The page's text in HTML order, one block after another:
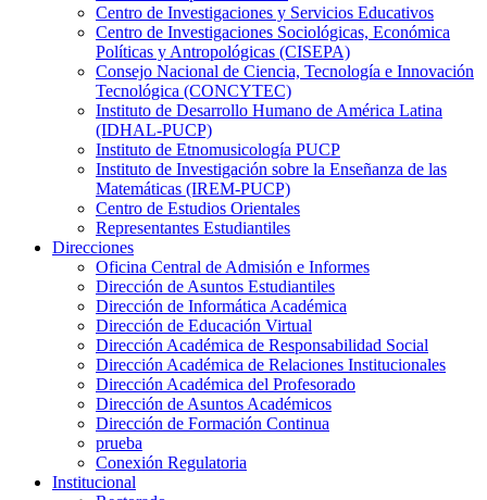
Centro de Investigaciones y Servicios Educativos
Centro de Investigaciones Sociológicas, Económica
Políticas y Antropológicas (CISEPA)
Consejo Nacional de Ciencia, Tecnología e Innovación
Tecnológica (CONCYTEC)
Instituto de Desarrollo Humano de América Latina
(IDHAL-PUCP)
Instituto de Etnomusicología PUCP
Instituto de Investigación sobre la Enseñanza de las
Matemáticas (IREM-PUCP)
Centro de Estudios Orientales
Representantes Estudiantiles
Direcciones
Oficina Central de Admisión e Informes
Dirección de Asuntos Estudiantiles
Dirección de Informática Académica
Dirección de Educación Virtual
Dirección Académica de Responsabilidad Social
Dirección Académica de Relaciones Institucionales
Dirección Académica del Profesorado
Dirección de Asuntos Académicos
Dirección de Formación Continua
prueba
Conexión Regulatoria
Institucional